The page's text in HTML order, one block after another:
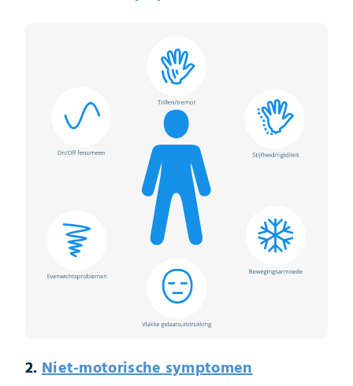
2.Niet-motorische symptomen